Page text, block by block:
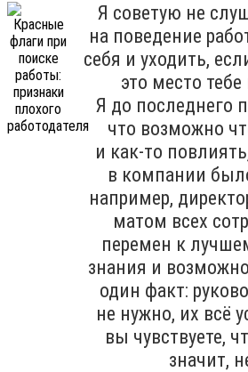
Я советую не
на поведение
себя и уходить,
это место
Я до последнего
что возможно
и как-то
в компании
например,
матом всех
перемен к
знания и
один факт:
не нужно, их всё
вы чувствуете,
значит,